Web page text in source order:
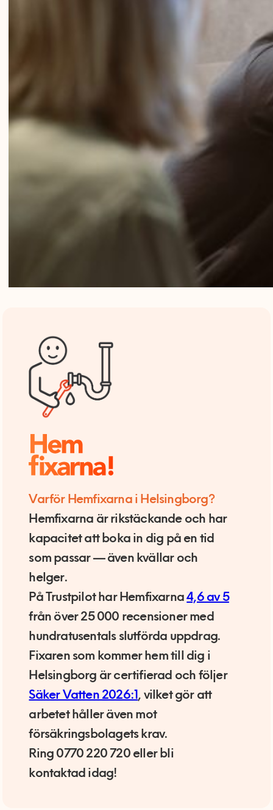
Varför Hemfixarna i Helsingborg?
Hemfixarna är rikstäckande och har
kapacitet att boka in dig på en tid
som passar — även kvällar och
helger.
På Trustpilot har Hemfixarna4,6 av 5
från över 25 000 recensioner med
hundratusentals slutförda uppdrag.
Fixaren som kommer hem till dig i
Helsingborg är certifierad och följer
Säker Vatten 2026:1, vilket gör att
arbetet håller även mot
försäkringsbolagets krav.
Ring 0770 220 720 eller bli
kontaktad idag!